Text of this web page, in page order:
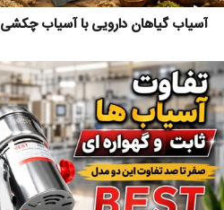
آسیاب گیاهان دارویی با آسیاب چکشی